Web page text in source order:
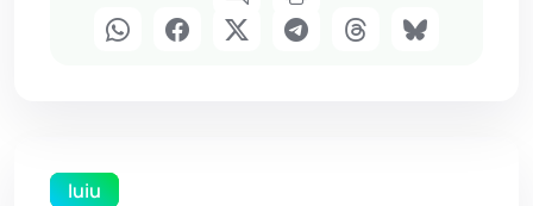
Iuiu